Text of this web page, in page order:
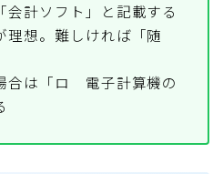
会計ソフト」と記載する
理想。難しければ「随
合は「ロ 電子計算機の